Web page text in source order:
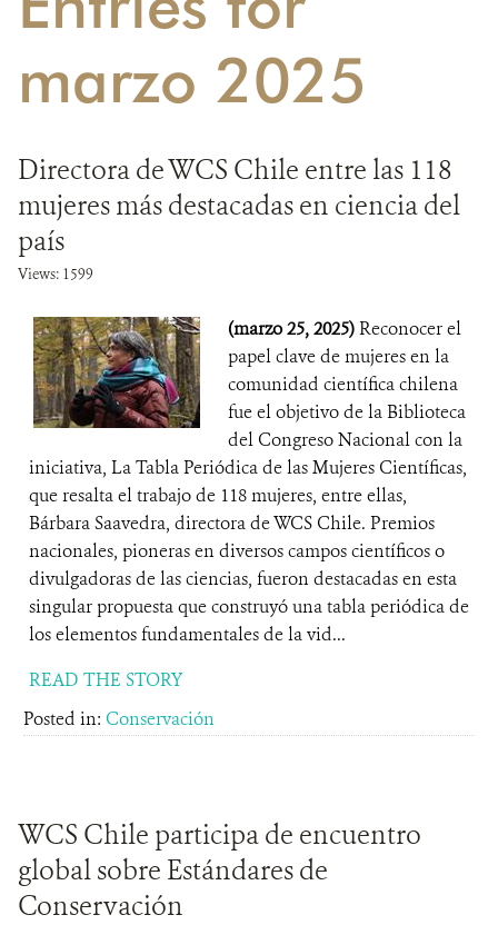
DONA
marzo 2025
Directora de WCS Chile entre las 118
mujeres más destacadas en ciencia del
país
Views: 1599
(marzo 25, 2025)Reconocer el
papel clave de mujeres en la
comunidad científica chilena
fue el objetivo de la Biblioteca
del Congreso Nacional con la
iniciativa, La Tabla Periódica de las Mujeres Científicas,
que resalta el trabajo de 118 mujeres, entre ellas,
Bárbara Saavedra, directora de WCS Chile. Premios
nacionales, pioneras en diversos campos científicos o
divulgadoras de las ciencias, fueron destacadas en esta
singular propuesta que construyó una tabla periódica de
los elementos fundamentales de la vid...
READ THE STORY
Posted in: Conservación
WCS Chile participa de encuentro
global sobre Estándares de
Conservación